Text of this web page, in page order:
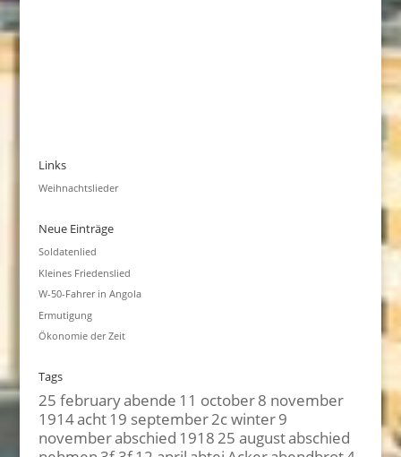
Links
Weihnachtslieder
Neue Einträge
Soldatenlied
Kleines Friedenslied
W-50-Fahrer in Angola
Ermutigung
Ökonomie der Zeit
Tags
25 februaryabende 11 october8 november
1914acht19 september2c winter9
novemberabschied 191825 augustabschied